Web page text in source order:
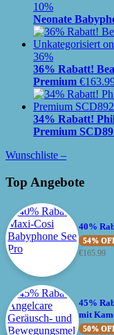
10%
Neonate
36%
36% Rabatt!
Premium €
34% Rabatt!
Premium
Wunschliste –
Top Angebote
40%
54%
€165.99
45%
mit
50%